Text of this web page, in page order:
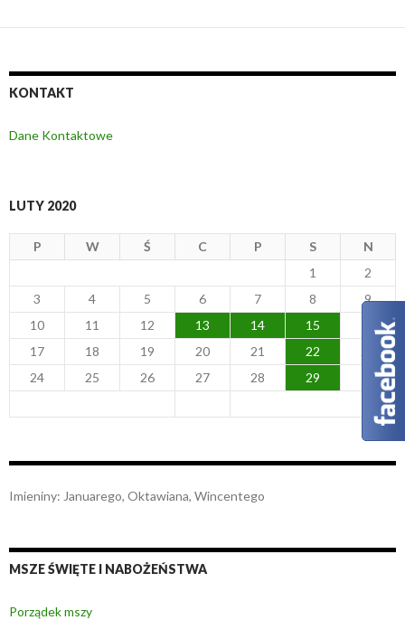
KONTAKT
Dane Kontaktowe
LUTY 2020
P W Ś C P S N
mar »
1
2
3
4 5 6 7 8
9
10
11 12 13 14 15
17
18 19 20 21 22
24
25 26 27 28 29
Imieniny: Januarego, Oktawiana, Wincentego
MSZE ŚWIĘTE I NABOŻEŃSTWA
Porządek mszy